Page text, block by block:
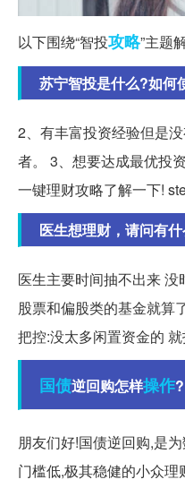
以下围绕“智投攻略”主题
苏宁智投是什么?如何
2、有丰富投资经验但是
者。 3、想要达成最优投
一键理财攻略了解一下!
医生想理财，请问有
医生主要时间抽不出来 没
股票和偏股类的基金就算
把控:没太多闲置资金的 就
国债逆回购怎样操作?
朋友们好!国债逆回购,是
门槛低,极其稳健的小众